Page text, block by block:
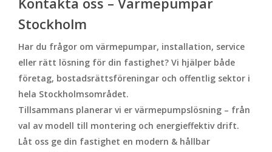
Stockholm
Har du frågor om värmepumpar, installation, service
eller rätt lösning för din fastighet? Vi hjälper både
företag, bostadsrättsföreningar och offentlig sektor i
hela Stockholmsområdet.
Tillsammans planerar vi er värmepumpslösning – från
val av modell till montering och energieffektiv drift.
Låt oss ge din fastighet en modern & hållbar